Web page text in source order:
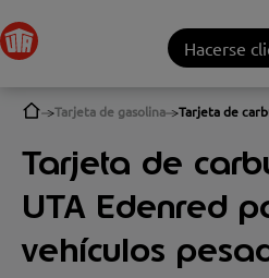
Hacerse
Tarjeta de gasolina Tarjeta de
Tarjeta de
UTA Edenred
vehículos